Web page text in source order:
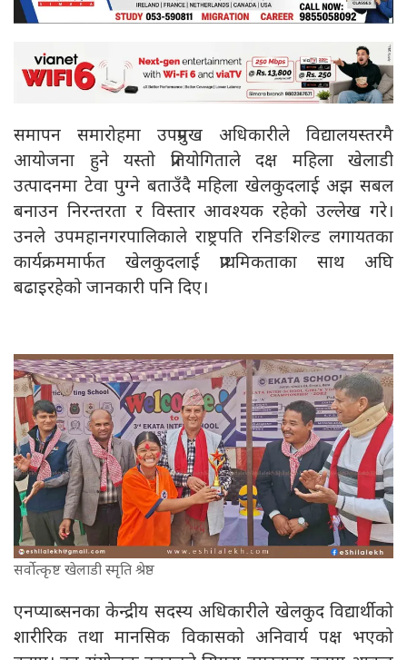
समापन समारोहमा उपप्रमुख अधिकारीले विद्यालयस्तरमै
आयोजना हुने यस्तो प्रतियोगिताले दक्ष महिला खेलाडी
उत्पादनमा टेवा पुग्ने बताउँदै महिला खेलकुदलाई अझ सबल
बनाउन निरन्तरता र विस्तार आवश्यक रहेको उल्लेख गरे।
उनले उपमहानगरपालिकाले राष्ट्रपति रनिङशिल्ड लगायतका
कार्यक्रममार्फत खेलकुदलाई प्राथमिकताका साथ अघि
बढाइरहेको जानकारी पनि दिए।
सर्वोत्कृष्ट खेलाडी स्मृति श्रेष्ठ
एनप्याब्सनका केन्द्रीय सदस्य अधिकारीले खेलकुद विद्यार्थीको
शारीरिक तथा मानसिक विकासको अनिवार्य पक्ष भएको